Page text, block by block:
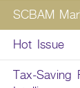
SCBAM
Hot Issue
Tax-Saving